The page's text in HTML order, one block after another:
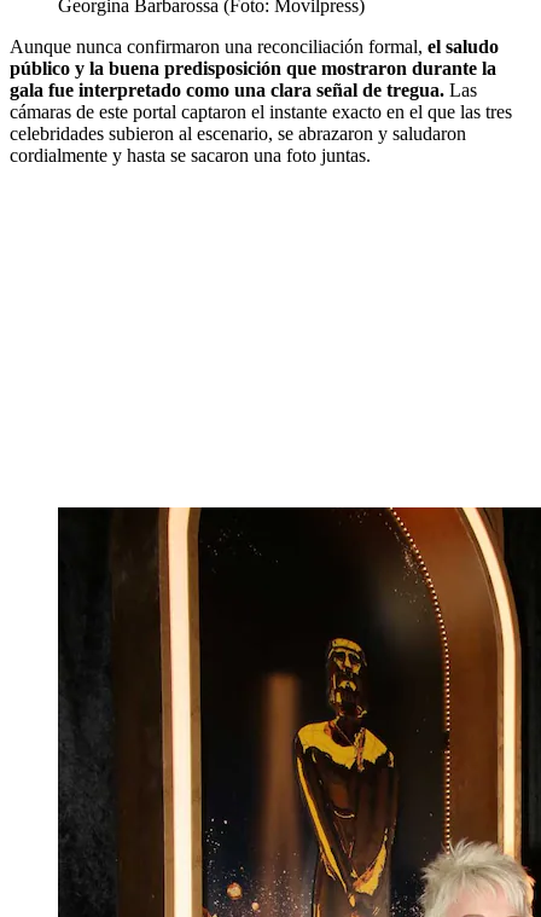
Georgina Barbarossa (Foto: Movilpress)
Aunque nunca confirmaron una reconciliación formal, el saludo
público y la buena predisposición que mostraron durante la
gala fue interpretado como una clara señal de tregua. Las
cámaras de este portal captaron el instante exacto en el que las tres
celebridades subieron al escenario, se abrazaron y saludaron
cordialmente y hasta se sacaron una foto juntas.